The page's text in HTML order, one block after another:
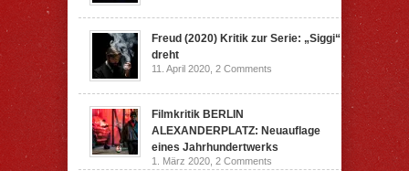
Freud (2020) Kritik zur Serie: „Siggi“
dreht
11. April 2020, 2 Comments
Filmkritik BERLIN
ALEXANDERPLATZ: Neuauflage
eines Jahrhundertwerks
1. März 2020, 2 Comments